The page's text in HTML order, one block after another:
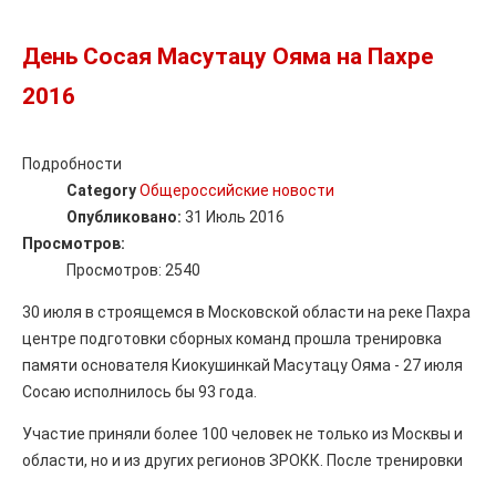
День Сосая Масутацу Ояма на Пахре
2016
Подробности
CategoryОбщероссийские новости
Опубликовано: 31 Июль 2016
Просмотров:
Просмотров: 2540
30 июля в строящемся в Московской области на реке Пахра
центре подготовки сборных команд прошла тренировка
памяти основателя Киокушинкай Масутацу Ояма - 27 июля
Сосаю исполнилось бы 93 года.
Участие приняли более 100 человек не только из Москвы и
области, но и из других регионов ЗРОКК. После тренировки